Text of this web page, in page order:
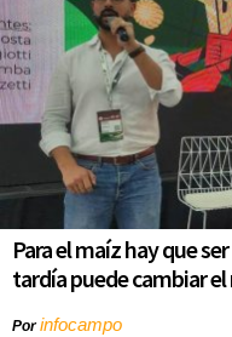
Para el maíz hay que
tardía puede cambiar
Porinfocampo